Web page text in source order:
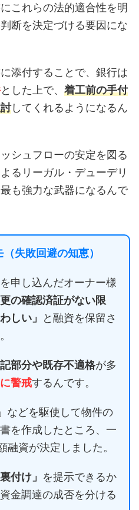
これらの法的適合性を明
断を決定づける要因にな
添付することで、銀行は
とした上で、 着工前の手付
してくれるようになるん
シュフローの安定を図る
るリーガル・デューデリ
も強力な武器になるんで
失敗回避の知恵）
申し込んだオーナー様
更の確認済証がない限
しい」
と融資を保留さ
部分や既存不適格が多
警戒するんです。
などを駆使して物件の
を作成したところ、一
資が決定しました。
付け」 を提示できるか
金調達の成否を分ける